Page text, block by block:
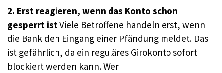
2. Erst reagieren, wenn das Konto schon
gesperrt istViele Betroffene handeln erst, wenn
die Bank den Eingang einer Pfändung meldet. Das
ist gefährlich, da ein reguläres Girokonto sofort
blockiert werden kann. Wer